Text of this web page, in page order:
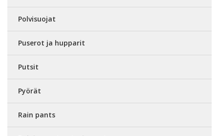
Polvisuojat
Puserot ja hupparit
Putsit
Pyörät
Rain pants